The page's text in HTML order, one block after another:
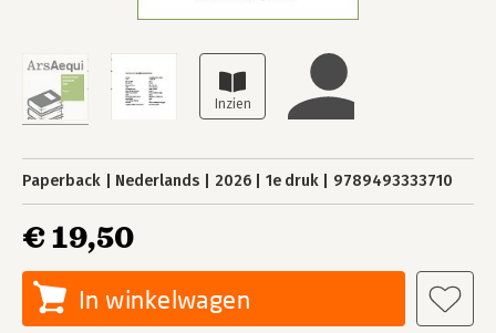
Paperback Nederlands 2026 1e druk 9789493333710
€ 19,50
In winkelwagen